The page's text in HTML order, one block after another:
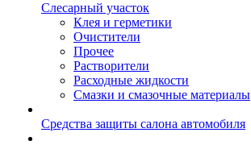
Слесарный участок
Клея и герметики
Очистители
Прочее
Растворители
Расходные жидкости
Смазки и смазочные материалы
Средства защиты салона автомобиля